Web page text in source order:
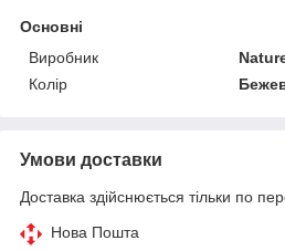
Основні
Виробник
Колір
Умови доставки
Доставка здійснюється тільки по
Нова Пошта